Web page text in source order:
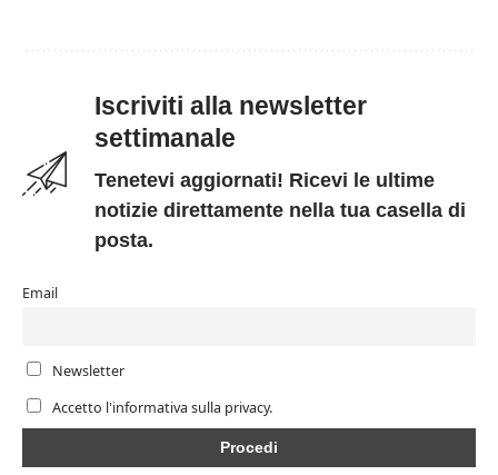
Iscriviti alla newsletter
settimanale
Tenetevi aggiornati! Ricevi le ultime
notizie direttamente nella tua casella di
posta.
Email
Newsletter
Accetto l'informativa sulla privacy.